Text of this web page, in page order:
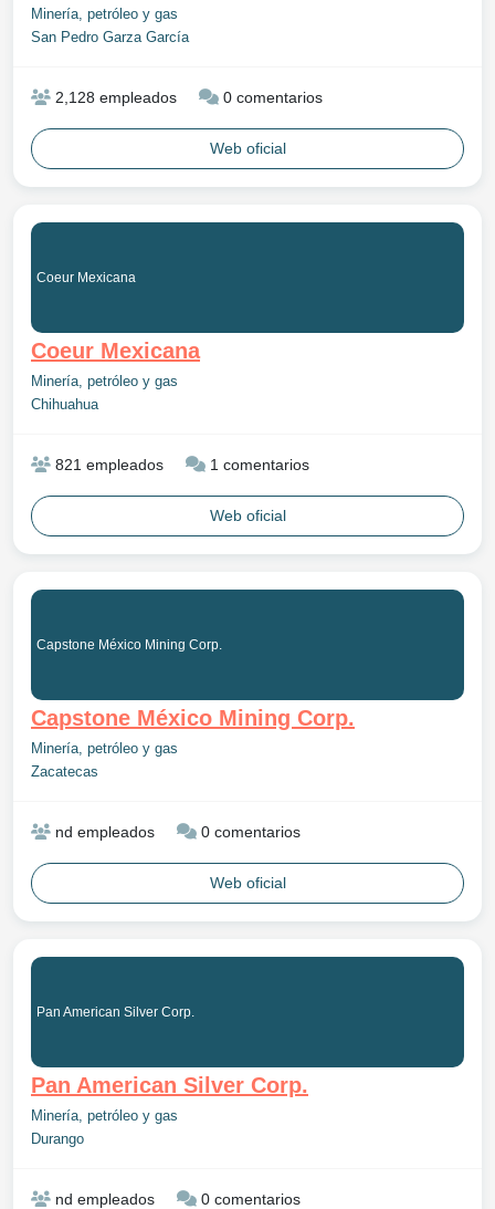
Minería, petróleo y gas
San Pedro Garza García
2,128 empleados 0 comentarios
Web oficial
Coeur Mexicana
Coeur Mexicana
Minería, petróleo y gas
Chihuahua
821 empleados 1 comentarios
Web oficial
Capstone México Mining Corp.
Capstone México Mining Corp.
Minería, petróleo y gas
Zacatecas
nd empleados 0 comentarios
Web oficial
Pan American Silver Corp.
Pan American Silver Corp.
Minería, petróleo y gas
Durango
nd empleados 0 comentarios